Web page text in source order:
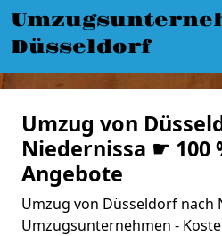
Düsseldorf
Umzug von
Niedernissa ☛ 100
Angebote
Umzug von Düsseldorf nach
Umzugsunternehmen -